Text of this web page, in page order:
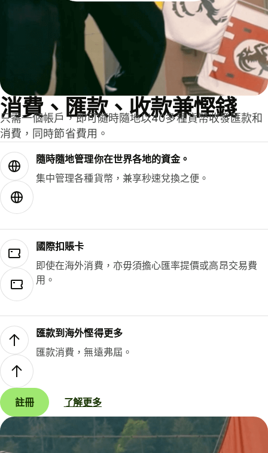
消費、匯款、收款兼慳錢
只需一個帳戶，即可隨時隨地以40多種貨幣收發匯款和
消費，同時節省費用。
隨時隨地管理你在世界各地的資金。
集中管理各種貨幣，兼享秒速兌換之便。
國際扣賬卡
即使在海外消費，亦毋須擔心匯率提價或高昂交易費
用。
匯款到海外慳得更多
匯款消費，無遠弗屆。
註冊 了解更多